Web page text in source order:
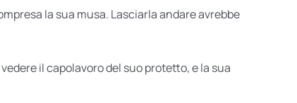
la sua musa. Lasciarla andare avrebbe
il capolavoro del suo protetto, e la sua